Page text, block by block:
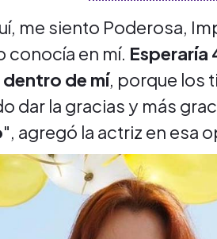
me siento Poderosa,
conocía en mí. Esperaría
de mí, porque los
dar la gracias y más
", agregó la actriz en esa